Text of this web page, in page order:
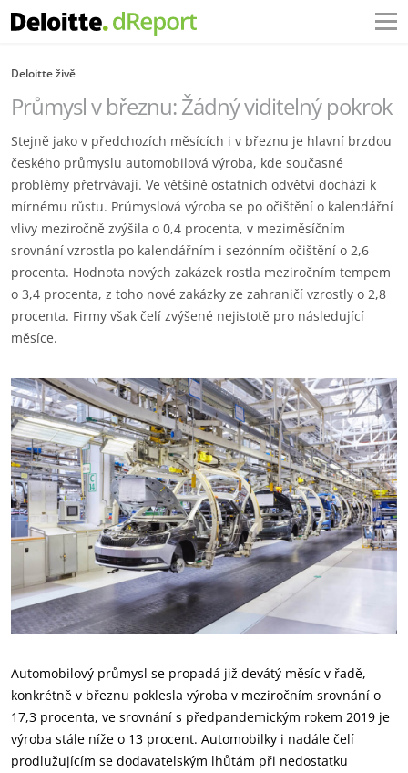
Deloitte živě
Průmysl v březnu: Žádný viditelný pokrok
Stejně jako v předchozích měsících i v březnu je hlavní brzdou
českého průmyslu automobilová výroba, kde současné
problémy přetrvávají. Ve většině ostatních odvětví dochází k
mírnému růstu. Průmyslová výroba se po očištění o kalendářní
vlivy meziročně zvýšila o 0,4 procenta, v meziměsíčním
srovnání vzrostla po kalendářním i sezónním očištění o 2,6
procenta. Hodnota nových zakázek rostla meziročním tempem
o 3,4 procenta, z toho nové zakázky ze zahraničí vzrostly o 2,8
procenta. Firmy však čelí zvýšené nejistotě pro následující
měsíce.
Automobilový průmysl se propadá již devátý měsíc v řadě,
konkrétně v březnu poklesla výroba v meziročním srovnání o
17,3 procenta, ve srovnání s předpandemickým rokem 2019 je
výroba stále níže o 13 procent. Automobilky i nadále čelí
prodlužujícím se dodavatelským lhůtám při nedostatku